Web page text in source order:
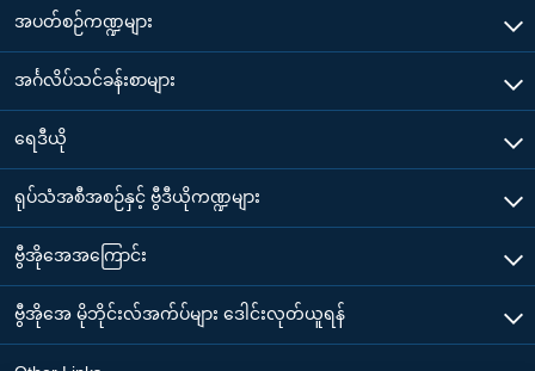
အပတ်စဉ်ကဏ္ဍများ
အင်္ဂလိပ်သင်ခန်းစာများ
ရေဒီယို
ရုပ်သံအစီအစဉ်နှင့် ဗွီဒီယိုကဏ္ဍများ
ဗွီအိုအေအကြောင်း
ဗွီအိုအေ မိုဘိုင်းလ်အက်ပ်များ ဒေါင်းလုတ်ယူရန်